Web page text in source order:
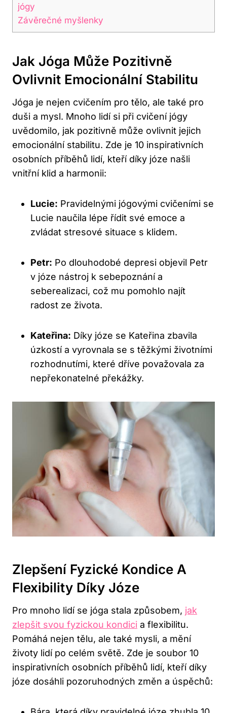
jógy
Závěrečné myšlenky
Jak Jóga Může Pozitivně
Ovlivnit Emocionální Stabilitu
Jóga je nejen cvičením pro tělo, ale také pro
duši a mysl. Mnoho lidí si při cvičení jógy
uvědomilo, jak pozitivně může ovlivnit jejich
emocionální stabilitu. Zde je 10 inspirativních
osobních příběhů lidí, kteří díky józe našli
vnitřní klid a harmonii:
Lucie: Pravidelnými jógovými cvičeními se
Lucie naučila lépe řídit své emoce a
zvládat stresové situace s klidem.
Petr: Po dlouhodobé depresi objevil Petr
v józe nástroj k sebepoznání a
seberealizaci, což mu pomohlo najít
radost ze života.
Kateřina: Díky józe se Kateřina zbavila
úzkostí a vyrovnala se s těžkými životními
rozhodnutími, které dříve považovala za
nepřekonatelné překážky.
Zlepšení Fyzické Kondice A
Flexibility Díky Józe
Pro mnoho lidí se jóga stala způsobem, jak
zlepšit svou fyzickou kondici a flexibilitu.
Pomáhá nejen tělu, ale také mysli, a mění
životy lidí po celém světě. Zde je soubor 10
inspirativních osobních příběhů lidí, kteří díky
józe dosáhli pozoruhodných změn a úspěchů: